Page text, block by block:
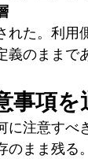
れた。利
のままで
項を
に注意すべ
のまま残